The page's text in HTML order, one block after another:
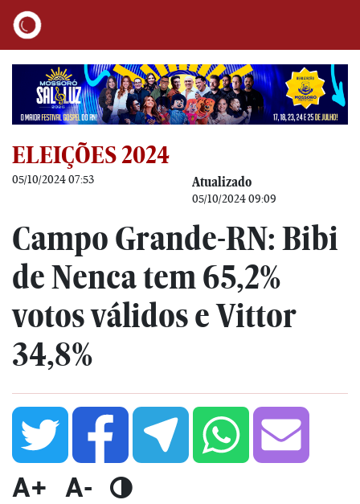
ELEIÇÕES 2024
05/10/2024 07:53 Atualizado
05/10/2024 09:09
Campo Grande-RN: Bibi
de Nenca tem 65,2%
votos válidos e Vittor
34,8%
A+ A-